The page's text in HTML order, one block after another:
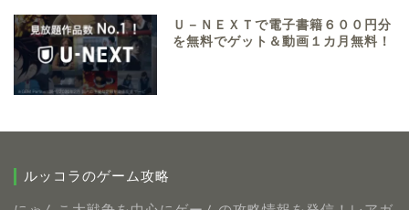
Ｕ－ＮＥＸＴで電子書籍６００円分
を無料でゲット＆動画１カ月無料！
ルッコラのゲーム攻略